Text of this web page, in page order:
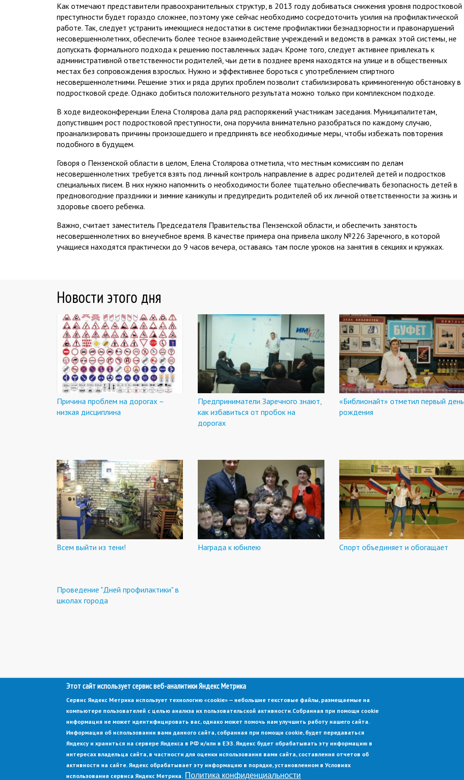
Как отмечают представители правоохранительных структур, в 2013 году добиваться снижения уровня подростковой
преступности будет гораздо сложнее, поэтому уже сейчас необходимо сосредоточить усилия на профилактической
работе. Так, следует устранить имеющиеся недостатки в системе профилактики безнадзорности и правонарушений
несовершеннолетних, обеспечить более тесное взаимодействие учреждений и ведомств в рамках этой системы, не
допускать формального подхода к решению поставленных задач. Кроме того, следует активнее привлекать к
административной ответственности родителей, чьи дети в позднее время находятся на улице и в общественных
местах без сопровождения взрослых. Нужно и эффективнее бороться с употреблением спиртного
несовершеннолетними. Решение этих и ряда других проблем позволит стабилизировать криминогенную обстановку в
подростковой среде. Однако добиться положительного результата можно только при комплексном подходе.
В ходе видеоконференции Елена Столярова дала ряд распоряжений участникам заседания. Муниципалитетам,
допустившим рост подростковой преступности, она поручила внимательно разобраться по каждому случаю,
проанализировать причины произошедшего и предпринять все необходимые меры, чтобы избежать повторения
подобного в будущем.
Говоря о Пензенской области в целом, Елена Столярова отметила, что местным комиссиям по делам
несовершеннолетних требуется взять под личный контроль направление в адрес родителей детей и подростков
специальных писем. В них нужно напомнить о необходимости более тщательно обеспечивать безопасность детей в
предновогодние праздники и зимние каникулы и предупредить родителей об их личной ответственности за жизнь и
здоровье своего ребенка.
Важно, считает заместитель Председателя Правительства Пензенской области, и обеспечить занятость
несовершеннолетних во внеучебное время. В качестве примера она привела школу №226 Заречного, в которой
учащиеся находятся практически до 9 часов вечера, оставаясь там после уроков на занятия в секциях и кружках.
Новости этого дня
Причина проблем на дорогах –
низкая дисциплина
Предприниматели Заречного знают,
как избавиться от пробок на
дорогах
«Библионайт» отметил первый день
рождения
Всем выйти из тени! Награда к юбилею Спорт объединяет и обогащает
Проведение "Дней профилактики" в
школах города
adm@zarechny.zato.ru(link
sends
mail)
Пензенская обл, г. Заречный, пр-кт. 30-летия Победы, д. 27, 442960
При публикации материалов сайта ссылка на источник обязательна.
Политика конфиденциальности Ссылка на старый сайт
Этот сайт использует сервис веб-аналитики Яндекс Метрика
Сервис Яндекс Метрика использует технологию «cookie» — небольшие текстовые файлы, размещаемые на
компьютере пользователей с целью анализа их пользовательской активности.Собранная при помощи cookie
информация не может идентифицировать вас, однако может помочь нам улучшить работу нашего сайта.
Информация об использовании вами данного сайта, собранная при помощи cookie, будет передаваться
Яндексу и храниться на сервере Яндекса в РФ и/или в ЕЭЗ. Яндекс будет обрабатывать эту информацию в
интересах владельца сайта, в частности для оценки использования вами сайта, составления отчетов об
активности на сайте. Яндекс обрабатывает эту информацию в порядке, установленном в Условиях
использования сервиса Яндекс Метрика. Политика конфиденциальности